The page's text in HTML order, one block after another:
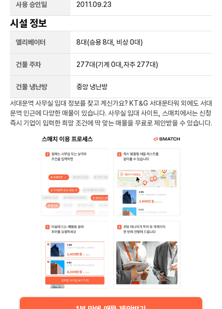
사용 승인일 2011.09.23
시설 정보
엘리베이터 8대(승용 8대, 비상 0대)
건물 주차 277대(기계 0대,자주 277대)
건물 냉난방 중앙 냉난방
서대문역 사무실 임대 정보를 찾고 계신가요? KT&G 서대문타워 외에도 서대
문역 인근에 다양한 매물이 있습니다. 사무실 임대 사이트, 스매치에서는 신청
즉시 기업이 입력한 희망 조건에 딱 맞는 매물을 무료로 제안받을 수 있습니다.